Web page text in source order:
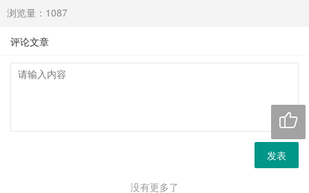
浏览量：1087
评论文章
发表
没有更多了
